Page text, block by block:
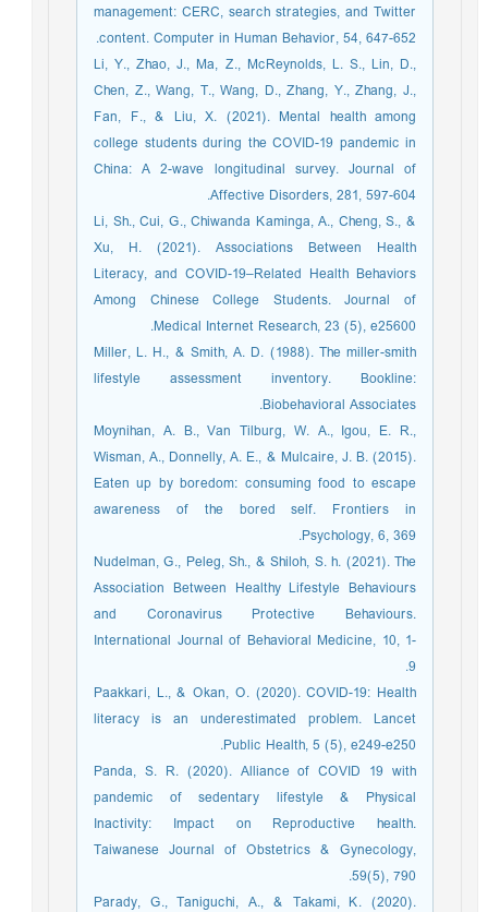
management: CERC, search strategies, and Twitter
content. Computer in Human Behavior, 54, 647-652.
Li, Y., Zhao, J., Ma, Z., McReynolds, L. S., Lin, D.,
Chen, Z., Wang, T., Wang, D., Zhang, Y., Zhang, J.,
Fan, F., & Liu, X. (2021). Mental health among
college students during the COVID-19 pandemic in
China: A 2-wave longitudinal survey. Journal of
Affective Disorders, 281, 597-604.
Li, Sh., Cui, G., Chiwanda Kaminga, A., Cheng, S., &
Xu, H. (2021). Associations Between Health
Literacy, and COVID-19–Related Health Behaviors
Among Chinese College Students. Journal of
Medical Internet Research, 23 (5), e25600.
Miller, L. H., & Smith, A. D. (1988). The miller-smith
lifestyle assessment inventory. Bookline:
Biobehavioral Associates.
Moynihan, A. B., Van Tilburg, W. A., Igou, E. R.,
Wisman, A., Donnelly, A. E., & Mulcaire, J. B. (2015).
Eaten up by boredom: consuming food to escape
awareness of the bored self. Frontiers in
Psychology, 6, 369.
Nudelman, G., Peleg, Sh., & Shiloh, S. h. (2021). The
Association Between Healthy Lifestyle Behaviours
and Coronavirus Protective Behaviours.
International Journal of Behavioral Medicine, 10, 1-
9.
Paakkari, L., & Okan, O. (2020). COVID-19: Health
literacy is an underestimated problem. Lancet
Public Health, 5 (5), e249-e250.
Panda, S. R. (2020). Alliance of COVID 19 with
pandemic of sedentary lifestyle & Physical
Inactivity: Impact on Reproductive health.
Taiwanese Journal of Obstetrics & Gynecology,
59(5), 790.
Parady, G., Taniguchi, A., & Takami, K. (2020).